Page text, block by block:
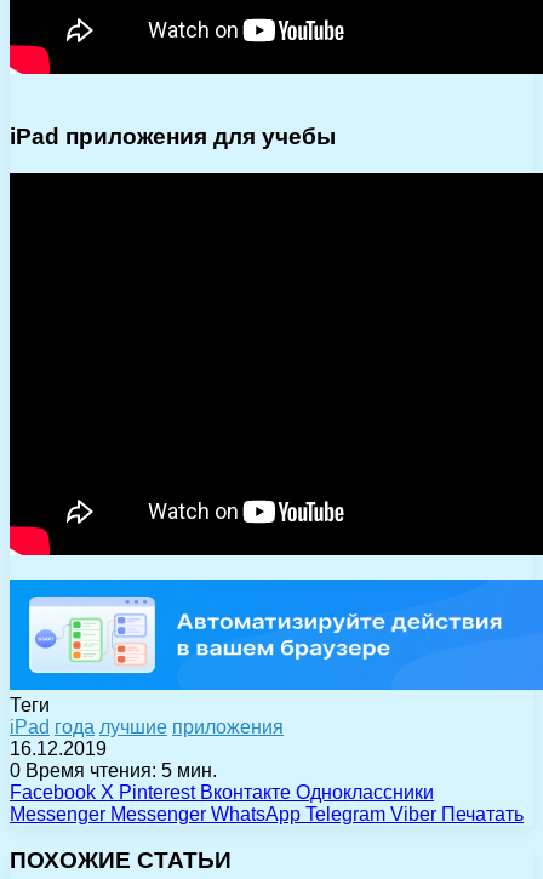
iPad приложения для учебы
Теги
iPad года лучшие приложения
16.12.2019
0 Время чтения: 5 мин.
Facebook X Pinterest Вконтакте Одноклассники
Messenger Messenger WhatsApp Telegram Viber Печатать
ПОХОЖИЕ СТАТЬИ